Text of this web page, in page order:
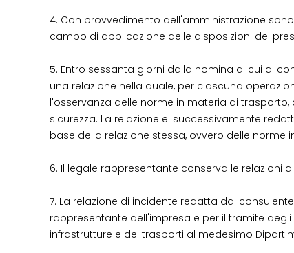
4. Con provvedimento dell'amministrazione
campo di applicazione delle disposizioni del
5. Entro sessanta giorni dalla nomina di cui al
una relazione nella quale, per ciascuna
l'osservanza delle norme in materia di
sicurezza. La relazione e' successivamente
base della relazione stessa, ovvero delle
6. Il legale rappresentante conserva le relazioni
7. La relazione di incidente redatta dal
rappresentante dell'impresa e per il tramite
infrastrutture e dei trasporti al medesimo